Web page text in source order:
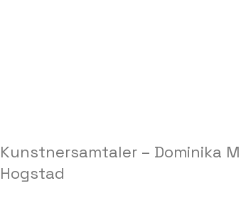
Kunstnersamtaler – Dominika
Hogstad